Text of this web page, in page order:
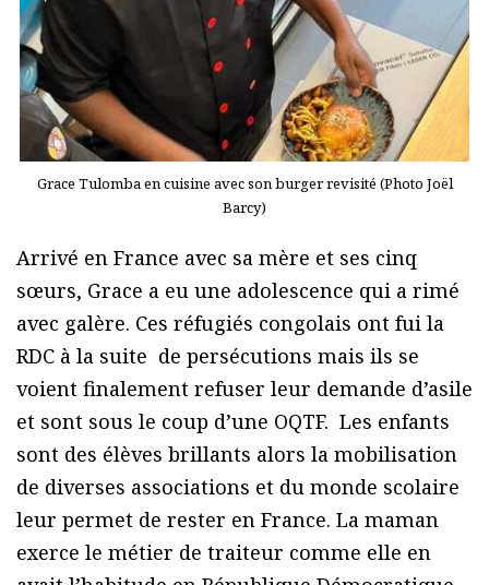
Grace Tulomba en cuisine avec son burger revisité (Photo Joël
Barcy)
Arrivé en France avec sa mère et ses cinq
sœurs, Grace a eu une adolescence qui a rimé
avec galère. Ces réfugiés congolais ont fui la
RDC à la suite de persécutions mais ils se
voient finalement refuser leur demande d’asile
et sont sous le coup d’une OQTF. Les enfants
sont des élèves brillants alors la mobilisation
de diverses associations et du monde scolaire
leur permet de rester en France. La maman
exerce le métier de traiteur comme elle en